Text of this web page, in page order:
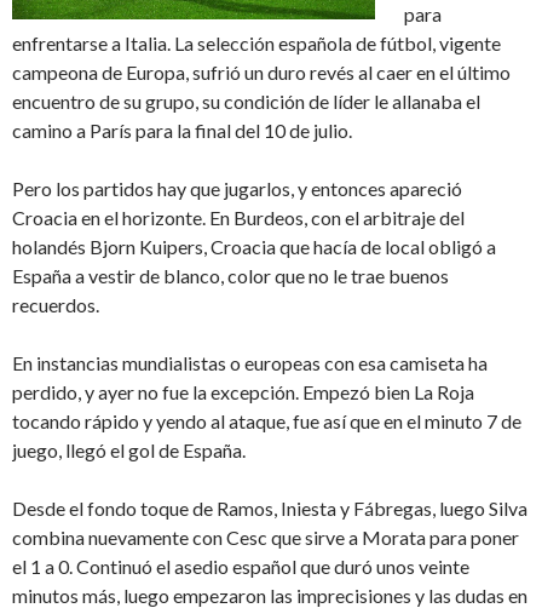
para
enfrentarse a Italia. La selección española de fútbol, vigente
campeona de Europa, sufrió un duro revés al caer en el último
encuentro de su grupo, su condición de líder le allanaba el
camino a París para la final del 10 de julio.
Pero los partidos hay que jugarlos, y entonces apareció
Croacia en el horizonte. En Burdeos, con el arbitraje del
holandés Bjorn Kuipers, Croacia que hacía de local obligó a
España a vestir de blanco, color que no le trae buenos
recuerdos.
En instancias mundialistas o europeas con esa camiseta ha
perdido, y ayer no fue la excepción. Empezó bien La Roja
tocando rápido y yendo al ataque, fue así que en el minuto 7 de
juego, llegó el gol de España.
Desde el fondo toque de Ramos, Iniesta y Fábregas, luego Silva
combina nuevamente con Cesc que sirve a Morata para poner
el 1 a 0. Continuó el asedio español que duró unos veinte
minutos más, luego empezaron las imprecisiones y las dudas en